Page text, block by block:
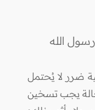
الله
ضرر لا يُحتمل
يجب تسخين